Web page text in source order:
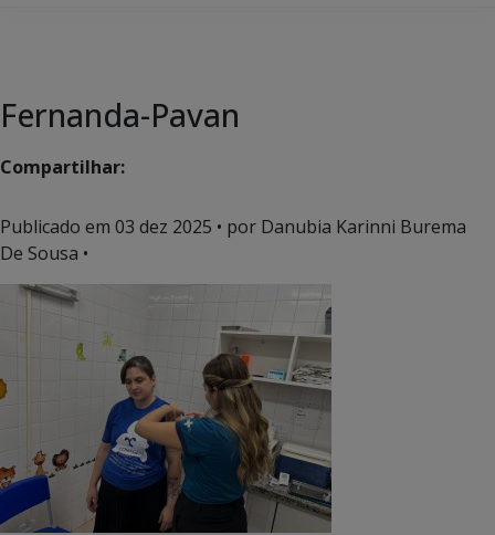
Fernanda-Pavan
Compartilhar:
Publicado em 03 dez 2025 • por Danubia Karinni Burema
De Sousa •